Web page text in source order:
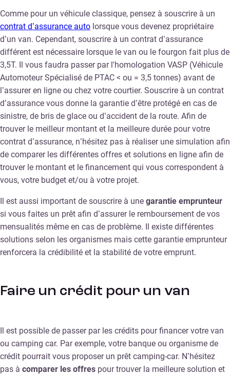
Comme pour un véhicule classique, pensez à souscrire à un
contrat d’assurance auto lorsque vous devenez propriétaire
d’un van. Cependant, souscrire à un contrat d’assurance
différent est nécessaire lorsque le van ou le fourgon fait plus de
3,5T. Il vous faudra passer par l'homologation VASP (Véhicule
Automoteur Spécialisé de PTAC < ou = 3,5 tonnes) avant de
l’assurer en ligne ou chez votre courtier. Souscrire à un contrat
d’assurance vous donne la garantie d’être protégé en cas de
sinistre, de bris de glace ou d’accident de la route. Afin de
trouver le meilleur montant et la meilleure durée pour votre
contrat d’assurance, n’hésitez pas à réaliser une simulation afin
de comparer les différentes offres et solutions en ligne afin de
trouver le montant et le financement qui vous correspondent à
vous, votre budget et/ou à votre projet.
Il est aussi important de souscrire à une garantie emprunteur
si vous faites un prêt afin d’assurer le remboursement de vos
mensualités même en cas de problème. Il existe différentes
solutions selon les organismes mais cette garantie emprunteur
renforcera la crédibilité et la stabilité de votre emprunt.
Faire un crédit pour un van
Il est possible de passer par les crédits pour financer votre van
ou camping car. Par exemple, votre banque ou organisme de
crédit pourrait vous proposer un prêt camping-car. N’hésitez
pas à comparer les offres pour trouver la meilleure solution et